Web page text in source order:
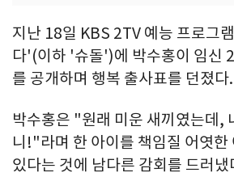
지난 18일 KBS 2TV 예능 프로그
다'(이하 '슈돌')에 박수홍이 임신
를 공개하며 행복 출사표를 던졌다.
박수홍은 "원래 미운 새끼였는데,
니!"라며 한 아이를 책임질 어엿한
있다는 것에 남다른 감회를 드러